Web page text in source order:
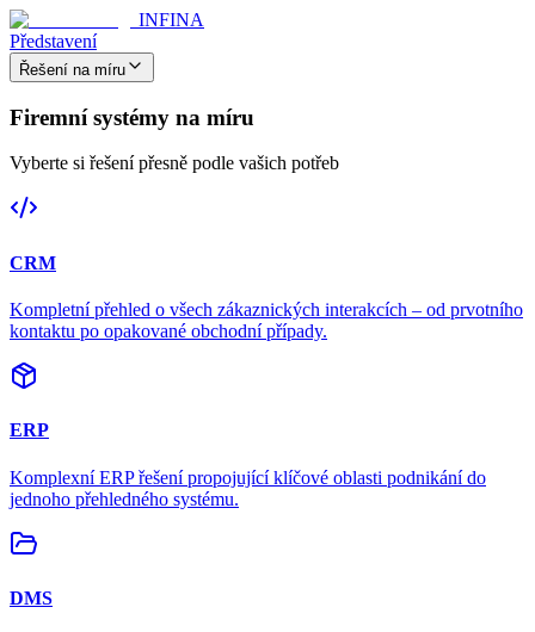
INFINA
Představení
Řešení na míru
Firemní systémy na míru
Vyberte si řešení přesně podle vašich potřeb
CRM
Kompletní přehled o všech zákaznických interakcích – od prvotního
kontaktu po opakované obchodní případy.
ERP
Komplexní ERP řešení propojující klíčové oblasti podnikání do
jednoho přehledného systému.
DMS